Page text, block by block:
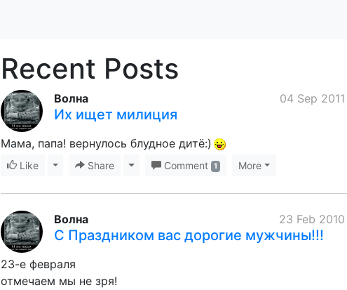
Recent Posts
04 Sep
Волна
Их ищет милиция
Мама, папа! вернулось блудное дитё:)
Like Toggle Dropdown
Share Toggle Dropdown
Comment 1 More
23 Feb
Волна
С Праздником вас дорогие мужчины!!!
23-е февраля
отмечаем мы не зря!